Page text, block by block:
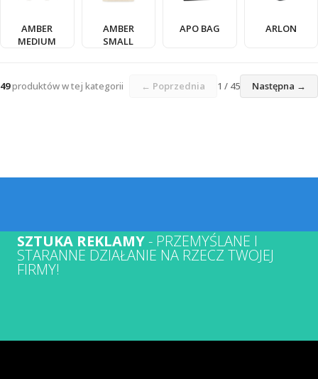
AMBER
MEDIUM
AMBER
SMALL
APO BAG ARLON
49produktów w tej kategorii ← Poprzednia 1 / 45 Następna →
SZTUKA REKLAMY- PRZEMYŚLANE I
STARANNE DZIAŁANIE NA RZECZ TWOJEJ
FIRMY!